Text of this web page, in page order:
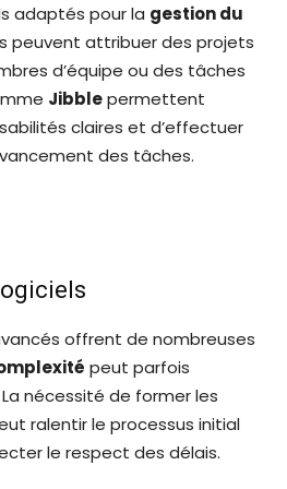
adaptés pour la gestion du
peuvent attribuer des projets
d’équipe ou des tâches
Jibblepermettent
claires et d’effectuer
des tâches.
offrent de nombreuses
peut parfois
nécessité de former les
ralentir le processus initial
le respect des délais.